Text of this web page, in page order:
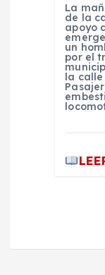
La
de la
apoyo
un
por el
la